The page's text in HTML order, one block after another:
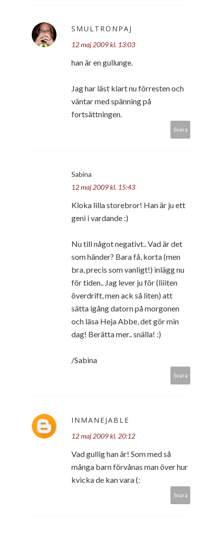
SMULTRONPAJ
12 maj 2009 kl. 13:03
han är en gullunge.
Jag har läst klart nu förresten och
väntar med spänning på
fortsättningen.
Svara
Sabina
12 maj 2009 kl. 15:43
Kloka lilla storebror! Han är ju ett
geni i vardande :)
Nu till något negativt.. Vad är det
som händer? Bara få, korta (men
bra, precis som vanligt!) inlägg nu
för tiden.. Jag lever ju för (liiiten
överdrift, men ack så liten) att
sätta igång datorn på morgonen
och läsa Heja Abbe, det gör min
dag! Berätta mer.. snälla! :)
/Sabina
Svara
INMANEJABLE
12 maj 2009 kl. 20:12
Vad gullig han är! Som med så
många barn förvånas man över hur
kvicka de kan vara (:
Svara